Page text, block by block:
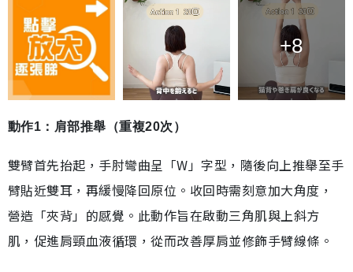
+8
動作1：肩部推舉（重複20次）
雙臂首先抬起，手肘彎曲呈「W」字型，隨後向上推舉至手
臂貼近雙耳，再緩慢降回原位。收回時需刻意加大角度，
營造「夾背」的感覺。此動作旨在啟動三角肌與上斜方
肌，促進肩頸血液循環，從而改善厚肩並修飾手臂線條。